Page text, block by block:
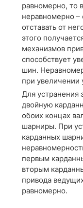
равномерно, то
неравномерно –
отставать от
этого
механизмов
способствует
шин.
при увеличении
Для устранения
двойную
обоих концах
шарниры. При
карданных
первым
вторым
привода
равномерно.